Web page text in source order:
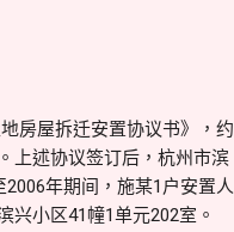
房屋拆迁安置协议书》，约
上述协议签订后，杭州市滨
年期间，施某1户安置人
兴小区41幢1单元202室。